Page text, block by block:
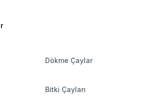
Dökme Çaylar
Bitki Çayları